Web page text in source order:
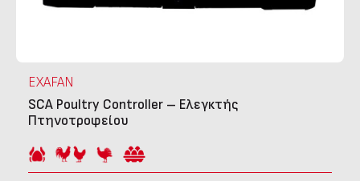
EXAFAN
SCA Poultry Controller – Ελεγκτής
Πτηνοτροφείου